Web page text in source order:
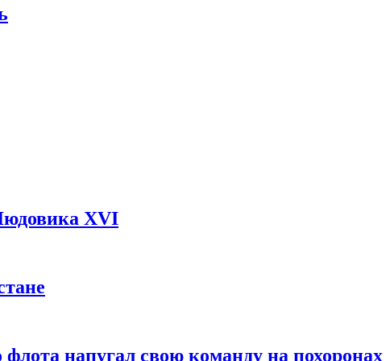
XVI
напугал свою команду на похоронах